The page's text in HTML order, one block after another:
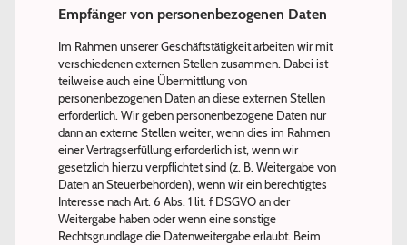
Empfänger von personenbezogenen Daten
Im Rahmen unserer Geschäftstätigkeit arbeiten wir mit
verschiedenen externen Stellen zusammen. Dabei ist
teilweise auch eine Übermittlung von
personenbezogenen Daten an diese externen Stellen
erforderlich. Wir geben personenbezogene Daten nur
dann an externe Stellen weiter, wenn dies im Rahmen
einer Vertragserfüllung erforderlich ist, wenn wir
gesetzlich hierzu verpflichtet sind (z. B. Weitergabe von
Daten an Steuerbehörden), wenn wir ein berechtigtes
Interesse nach Art. 6 Abs. 1 lit. f DSGVO an der
Weitergabe haben oder wenn eine sonstige
Rechtsgrundlage die Datenweitergabe erlaubt. Beim